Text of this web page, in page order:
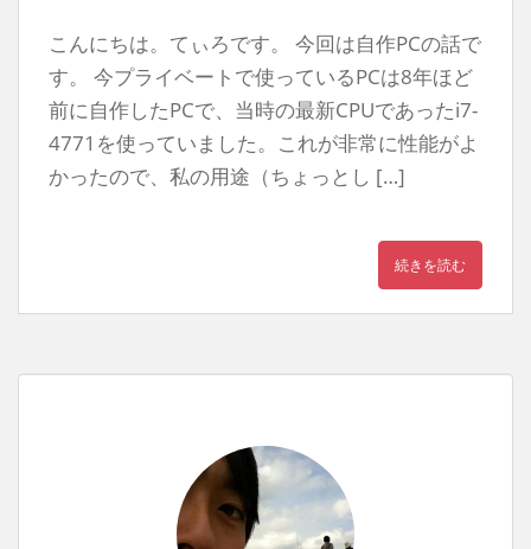
こんにちは。てぃろです。 今回は自作PCの話で
す。 今プライベートで使っているPCは8年ほど
前に自作したPCで、当時の最新CPUであったi7-
4771を使っていました。これが非常に性能がよ
かったので、私の用途（ちょっとし […]
続きを読む